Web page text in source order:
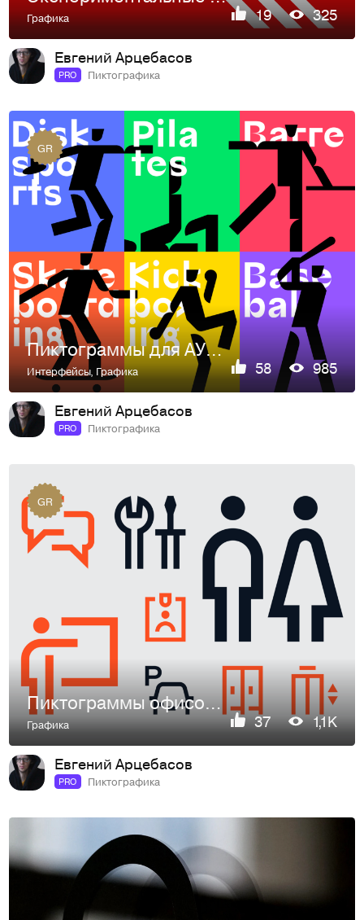
Графика 19 325
Евгений Арцебасов
PRO Пиктографика
GR
Пиктограммы для АУРЫ
Интерфейсы, Графика 58 985
Евгений Арцебасов
PRO Пиктографика
GR
Пиктограммы офисов Ростелекома
Графика 37 1,1K
Евгений Арцебасов
PRO Пиктографика